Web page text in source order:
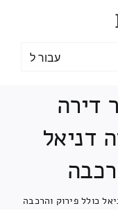
עבור ל
דירה
דניאל
כולל פירוק והרכבה